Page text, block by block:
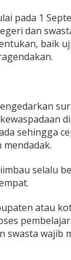
pada 1
dan
baik
sehingga
selalu
atau
swasta